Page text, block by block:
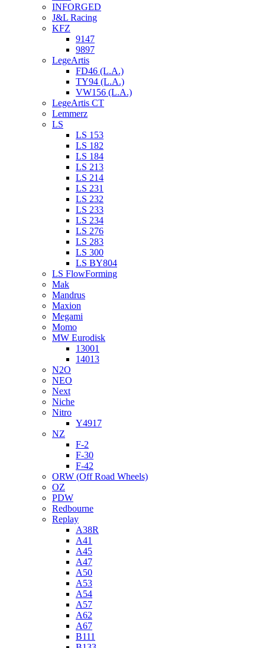
INFORGED
J&L Racing
KFZ
9147
9897
LegeArtis
FD46 (L.A.)
TY94 (L.A.)
VW156 (L.A.)
LegeArtis CT
Lemmerz
LS
LS 153
LS 182
LS 184
LS 213
LS 214
LS 231
LS 232
LS 233
LS 234
LS 276
LS 283
LS 300
LS BY804
LS FlowForming
Mak
Mandrus
Maxion
Megami
Momo
MW Eurodisk
13001
14013
N2O
NEO
Next
Niche
Nitro
Y4917
NZ
F-2
F-30
F-42
ORW (Off Road Wheels)
OZ
PDW
Redbourne
Replay
A38R
A41
A45
A47
A50
A53
A54
A57
A62
A67
B111